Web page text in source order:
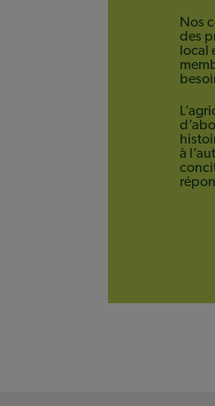
Nos
des
local
à